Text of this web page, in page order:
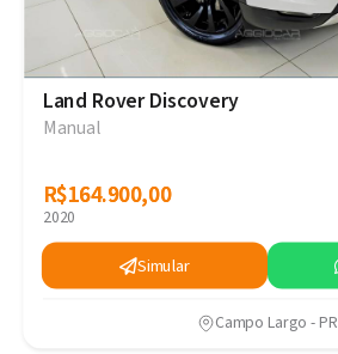
Land Rover Discovery
Manual
R$164.900,00
R$164.900,00
2020
Simular
Campo Largo - PR